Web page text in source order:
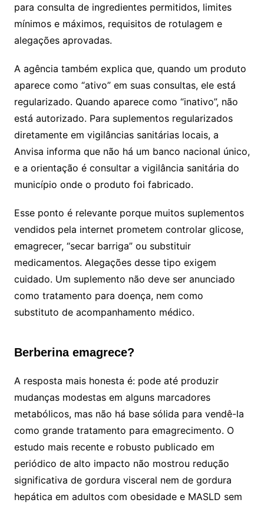
para consulta de ingredientes permitidos, limites
mínimos e máximos, requisitos de rotulagem e
alegações aprovadas.
A agência também explica que, quando um produto
aparece como “ativo” em suas consultas, ele está
regularizado. Quando aparece como “inativo”, não
está autorizado. Para suplementos regularizados
diretamente em vigilâncias sanitárias locais, a
Anvisa informa que não há um banco nacional único,
e a orientação é consultar a vigilância sanitária do
município onde o produto foi fabricado.
Esse ponto é relevante porque muitos suplementos
vendidos pela internet prometem controlar glicose,
emagrecer, “secar barriga” ou substituir
medicamentos. Alegações desse tipo exigem
cuidado. Um suplemento não deve ser anunciado
como tratamento para doença, nem como
substituto de acompanhamento médico.
Berberina emagrece?
A resposta mais honesta é: pode até produzir
mudanças modestas em alguns marcadores
metabólicos, mas não há base sólida para vendê-la
como grande tratamento para emagrecimento. O
estudo mais recente e robusto publicado em
periódico de alto impacto não mostrou redução
significativa de gordura visceral nem de gordura
hepática em adultos com obesidade e MASLD sem